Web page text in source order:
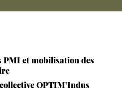
PMI et mobilisation des
OPTIM’Indus